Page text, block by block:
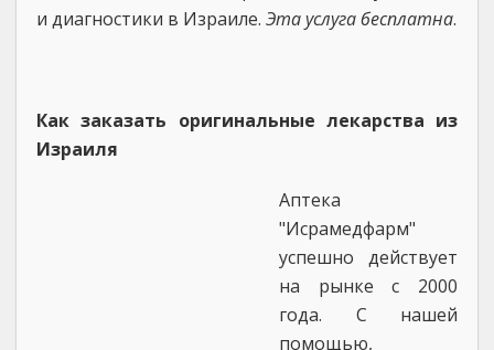
и диагностики в Израиле. Эта услуга бесплатна.
Как заказать оригинальные лекарства из
Израиля
Аптека
"Исрамедфарм"
успешно действует
на рынке с 2000
года. С нашей
помощью,